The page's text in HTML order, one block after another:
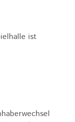
ist